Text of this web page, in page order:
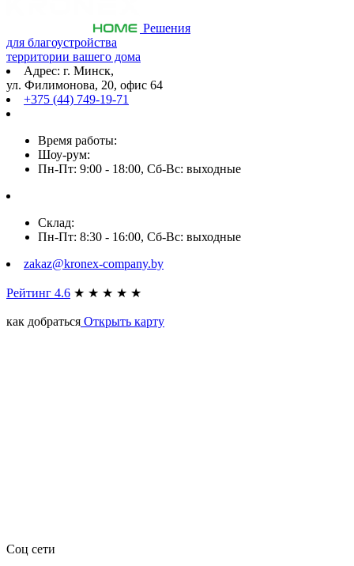
Решения
для благоустройства
территории вашего дома
Адрес: г. Минск,
ул. Филимонова, 20, офис 64
+375 (44) 749-19-71
Время работы:
Шоу-рум:
Пн-Пт: 9:00 - 18:00, Сб-Вс: выходные
Склад:
Пн-Пт: 8:30 - 16:00, Сб-Вс: выходные
zakaz@kronex-company.by
Рейтинг 4.6 ★ ★ ★ ★ ★
как добраться Открыть карту
Соц сети